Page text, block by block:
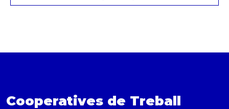
Cooperatives de Treball